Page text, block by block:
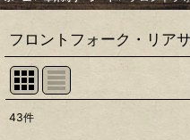
フロントフォーク・リア
43件